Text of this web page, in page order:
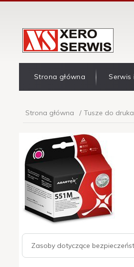
Strona główna Serwis
Strona główna Tusze do
Zasoby dotyczące